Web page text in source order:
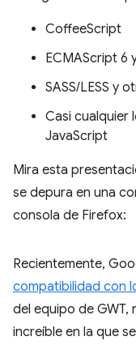
CoffeeScript
ECMAScript 6
SASS/LESS y
Casi cualquier
JavaScript
Mira esta
se depura en una
consola de Firefox:
Recientemente,
compatibilidad con
del equipo de GWT,
increíble en la que